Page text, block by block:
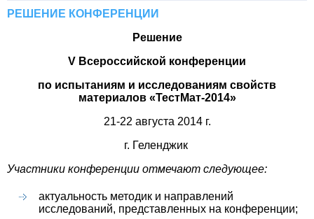
РЕШЕНИЕ КОНФЕРЕНЦИИ
Решение
V Всероссийской конференции
по испытаниям и исследованиям свойств
материалов «ТестМат-2014»
21-22 августа 2014 г.
г. Геленджик
Участники конференции отмечают следующее:
актуальность методик и направлений
исследований, представленных на конференции;